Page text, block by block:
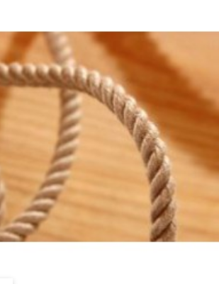
Par 100 m, 18 mm Par 100 m, 30 mm
m, 8 mm Par 100 m, 14 mm